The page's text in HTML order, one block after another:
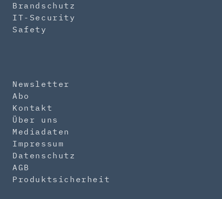
Brandschutz
IT-Security
Safety
Newsletter
Abo
Kontakt
Über uns
Mediadaten
Impressum
Datenschutz
AGB
Produktsicherheit